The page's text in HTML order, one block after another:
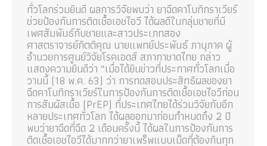
ทั่วโลกร่วมยินดี ผลการวิจัยพบว่า ยาฉีดคาโบทิกราเวียร์
ช่วยป้องกันการติดเชื้อเอชไอวี ได้ผลดีในกลุ่มชายที่มี
เพศสัมพันธ์กับชายและสาวประเภทสอง
ศาสตราจารย์กิตติคุณ นายแพทย์ประพันธ์ ภานุภาค ผู้
อำนวยการศูนย์วิจัยโรคเอดส์ สภากาชาดไทย กล่าว
แสดงความยินดีว่า “เมื่อได้ยินข่าวที่ประกาศทั่วโลกเมื่อ
วานนี้ (18 พ.ค. 63) ว่า การทดสอบประสิทธิผลของยา
ฉีดคาโบทิกราเวียร์ในการป้องกันการติดเชื้อเอชไอวีก่อน
การสัมผัสเชื้อ (PrEP) ที่ประเทศไทยได้ร่วมวิจัยกับอีก
หลายประเทศทั่วโลก ได้ผลออกมาก่อนกำหนดถึง 2 ปี
พบว่ายาฉีดที่ฉีด 2 เดือนครั้งนี้ ได้ผลในการป้องกันการ
ติดเชื้อเอชไอวีได้มากกว่ายาเพร็พแบบเม็ดที่ต้องกินทุก